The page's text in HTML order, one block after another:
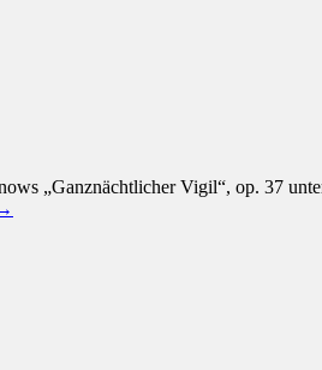
„Ganznächtlicher Vigil“, op. 37